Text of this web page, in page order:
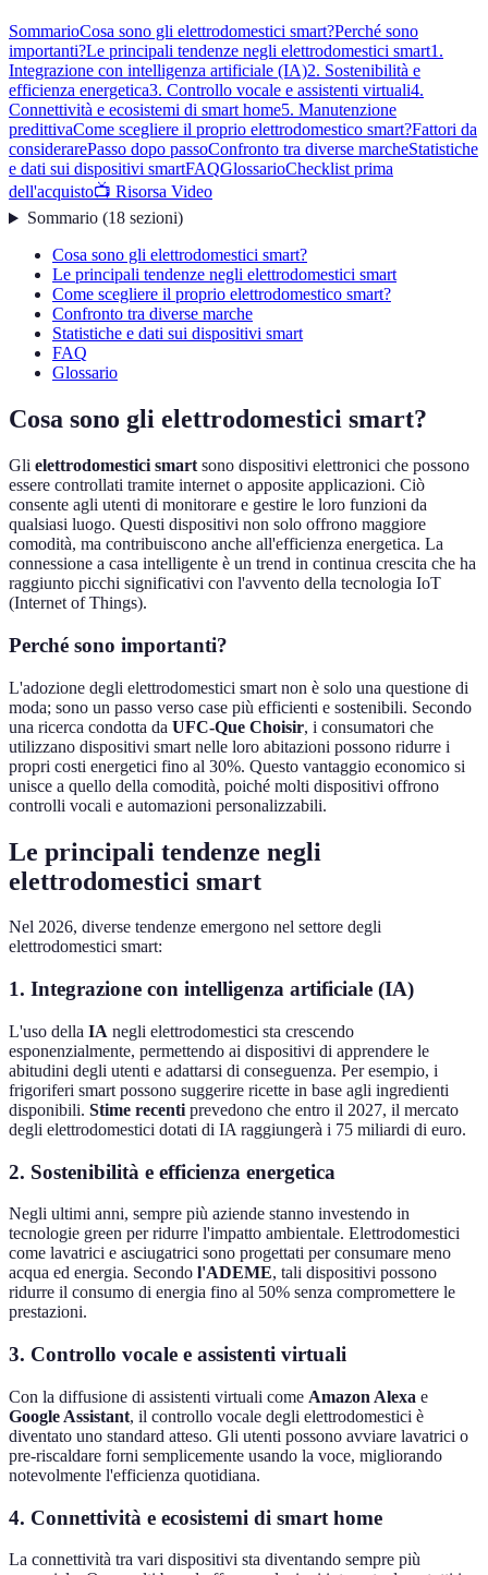
SommarioCosa sono gli elettrodomestici smart?Perché sono
importanti?Le principali tendenze negli elettrodomestici smart1.
Integrazione con intelligenza artificiale (IA)2. Sostenibilità e
efficienza energetica3. Controllo vocale e assistenti virtuali4.
Connettività e ecosistemi di smart home5. Manutenzione
predittivaCome scegliere il proprio elettrodomestico smart?Fattori da
considerarePasso dopo passoConfronto tra diverse marcheStatistiche
e dati sui dispositivi smartFAQGlossarioChecklist prima
dell'acquisto📺 Risorsa Video
Sommario(18 sezioni)
Cosa sono gli elettrodomestici smart?
Le principali tendenze negli elettrodomestici smart
Come scegliere il proprio elettrodomestico smart?
Confronto tra diverse marche
Statistiche e dati sui dispositivi smart
FAQ
Glossario
Cosa sono gli elettrodomestici smart?
Gli elettrodomestici smart sono dispositivi elettronici che possono
essere controllati tramite internet o apposite applicazioni. Ciò
consente agli utenti di monitorare e gestire le loro funzioni da
qualsiasi luogo. Questi dispositivi non solo offrono maggiore
comodità, ma contribuiscono anche all'efficienza energetica. La
connessione a casa intelligente è un trend in continua crescita che ha
raggiunto picchi significativi con l'avvento della tecnologia IoT
(Internet of Things).
Perché sono importanti?
L'adozione degli elettrodomestici smart non è solo una questione di
moda; sono un passo verso case più efficienti e sostenibili. Secondo
una ricerca condotta da UFC-Que Choisir, i consumatori che
utilizzano dispositivi smart nelle loro abitazioni possono ridurre i
propri costi energetici fino al 30%. Questo vantaggio economico si
unisce a quello della comodità, poiché molti dispositivi offrono
controlli vocali e automazioni personalizzabili.
Le principali tendenze negli
elettrodomestici smart
Nel 2026, diverse tendenze emergono nel settore degli
elettrodomestici smart:
1. Integrazione con intelligenza artificiale (IA)
L'uso della IA negli elettrodomestici sta crescendo
esponenzialmente, permettendo ai dispositivi di apprendere le
abitudini degli utenti e adattarsi di conseguenza. Per esempio, i
frigoriferi smart possono suggerire ricette in base agli ingredienti
disponibili. Stime recenti prevedono che entro il 2027, il mercato
degli elettrodomestici dotati di IA raggiungerà i 75 miliardi di euro.
2. Sostenibilità e efficienza energetica
Negli ultimi anni, sempre più aziende stanno investendo in
tecnologie green per ridurre l'impatto ambientale. Elettrodomestici
come lavatrici e asciugatrici sono progettati per consumare meno
acqua ed energia. Secondo l'ADEME, tali dispositivi possono
ridurre il consumo di energia fino al 50% senza compromettere le
prestazioni.
3. Controllo vocale e assistenti virtuali
Con la diffusione di assistenti virtuali come Amazon Alexa e
Google Assistant, il controllo vocale degli elettrodomestici è
diventato uno standard atteso. Gli utenti possono avviare lavatrici o
pre-riscaldare forni semplicemente usando la voce, migliorando
notevolmente l'efficienza quotidiana.
4. Connettività e ecosistemi di smart home
La connettività tra vari dispositivi sta diventando sempre più